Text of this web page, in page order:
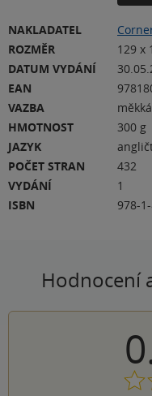
NAKLADATEL
ROZMĚR
129 x
DATUM VYDÁNÍ
EAN
VAZBA
HMOTNOST
300 g
JAZYK
POČET STRAN
432
VYDÁNÍ
1
ISBN
978-
Hodnocení